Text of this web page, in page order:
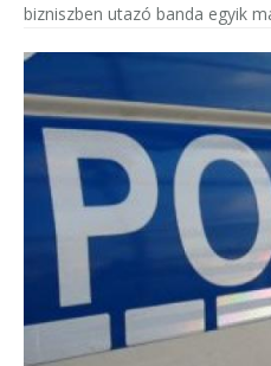
bizniszben utazó banda egyik